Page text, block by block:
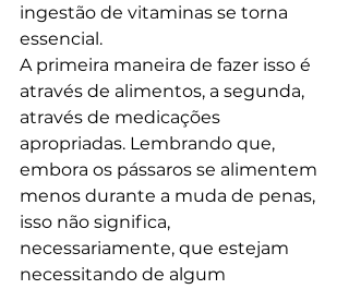
ingestão de vitaminas se torna
essencial.
A primeira maneira de fazer isso é
através de alimentos, a segunda,
através de medicações
apropriadas. Lembrando que,
embora os pássaros se alimentem
menos durante a muda de penas,
isso não significa,
necessariamente, que estejam
necessitando de algum